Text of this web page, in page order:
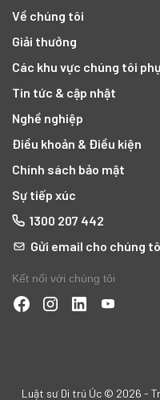
Về chúng tôi
Giải thưởng
Các khu vực chúng tôi
Tin tức & cập nhật
Nghề nghiệp
Điều khoản & Điều kiện
Chính sách bảo mật
Sự tiếp xúc
1300 207 442
Gửi email cho chúng
Kết nối với chúng tôi
Luật sư Di trú Úc © 2026 -